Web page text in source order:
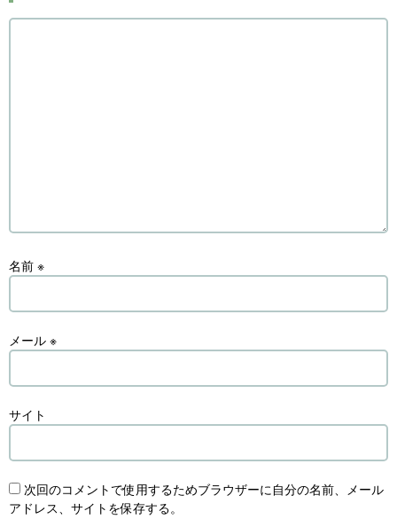
名前 ※
メール ※
サイト
次回のコメントで使用するためブラウザーに自分の名前、メール
アドレス、サイトを保存する。